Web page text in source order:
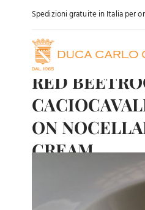
content
Spedizioni gratuite in Italia per
RED
ON
CREAM
Image